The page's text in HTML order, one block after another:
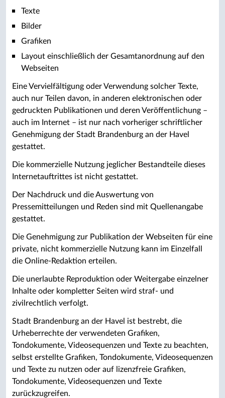
Texte
Bilder
Grafiken
Layout einschließlich der Gesamtanordnung auf den
Webseiten
Eine Vervielfältigung oder Verwendung solcher Texte,
auch nur Teilen davon, in anderen elektronischen oder
gedruckten Publikationen und deren Veröffentlichung –
auch im Internet – ist nur nach vorheriger schriftlicher
Genehmigung der Stadt Brandenburg an der Havel
gestattet.
Die kommerzielle Nutzung jeglicher Bestandteile dieses
Internetauftrittes ist nicht gestattet.
Der Nachdruck und die Auswertung von
Pressemitteilungen und Reden sind mit Quellenangabe
gestattet.
Die Genehmigung zur Publikation der Webseiten für eine
private, nicht kommerzielle Nutzung kann im Einzelfall
die Online-Redaktion erteilen.
Die unerlaubte Reproduktion oder Weitergabe einzelner
Inhalte oder kompletter Seiten wird straf- und
zivilrechtlich verfolgt.
Stadt Brandenburg an der Havel ist bestrebt, die
Urheberrechte der verwendeten Grafiken,
Tondokumente, Videosequenzen und Texte zu beachten,
selbst erstellte Grafiken, Tondokumente, Videosequenzen
und Texte zu nutzen oder auf lizenzfreie Grafiken,
Tondokumente, Videosequenzen und Texte
zurückzugreifen.